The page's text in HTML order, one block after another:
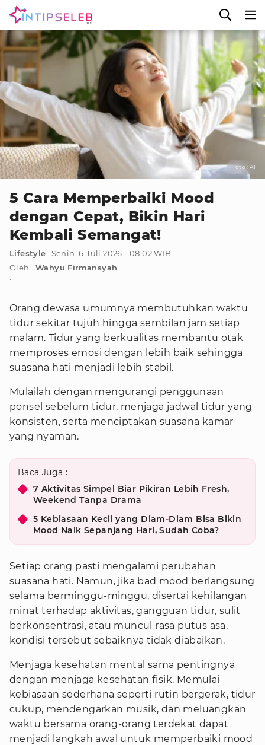
Foto : AI
5 Cara Memperbaiki Mood
dengan Cepat, Bikin Hari
Kembali Semangat!
Lifestyle
Senin, 6 Juli 2026 - 08:02 WIB
Oleh
:
Wahyu Firmansyah
Orang dewasa umumnya membutuhkan waktu
tidur sekitar tujuh hingga sembilan jam setiap
malam. Tidur yang berkualitas membantu otak
memproses emosi dengan lebih baik sehingga
suasana hati menjadi lebih stabil.
Mulailah dengan mengurangi penggunaan
ponsel sebelum tidur, menjaga jadwal tidur yang
konsisten, serta menciptakan suasana kamar
yang nyaman.
Baca Juga :
7 Aktivitas Simpel Biar Pikiran Lebih Fresh,
Weekend Tanpa Drama
5 Kebiasaan Kecil yang Diam-Diam Bisa Bikin
Mood Naik Sepanjang Hari, Sudah Coba?
Setiap orang pasti mengalami perubahan
suasana hati. Namun, jika bad mood berlangsung
selama berminggu-minggu, disertai kehilangan
minat terhadap aktivitas, gangguan tidur, sulit
berkonsentrasi, atau muncul rasa putus asa,
kondisi tersebut sebaiknya tidak diabaikan.
Menjaga kesehatan mental sama pentingnya
dengan menjaga kesehatan fisik. Memulai
kebiasaan sederhana seperti rutin bergerak, tidur
cukup, mendengarkan musik, dan meluangkan
waktu bersama orang-orang terdekat dapat
menjadi langkah awal untuk memperbaiki mood